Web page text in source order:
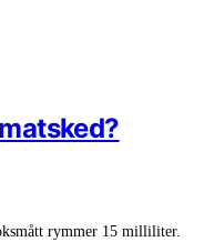
rymmer 15 milliliter.